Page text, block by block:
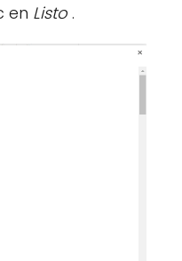
en Listo .